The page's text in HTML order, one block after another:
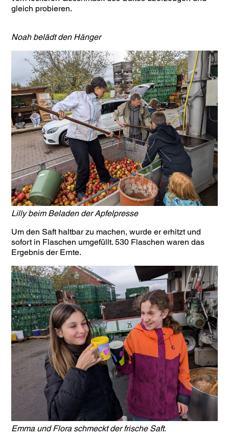
gleich probieren.
Noah belädt den Hänger
Lilly beim Beladen der Apfelpresse
Um den Saft haltbar zu machen, wurde er erhitzt und
sofort in Flaschen umgefüllt. 530 Flaschen waren das
Ergebnis der Ernte.
Emma und Flora schmeckt der frische Saft.